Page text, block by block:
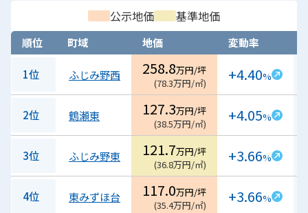
公示地価 基準地価
順位 町域 地価 変動率
1位 ふじみ野西 258.8万円/坪
(78.3万円/㎡) +4.40%
2位 鶴瀬東 127.3万円/坪
(38.5万円/㎡) +4.05%
3位 ふじみ野東 121.7万円/坪
(36.8万円/㎡) +3.66%
4位 東みずほ台 117.0万円/坪
(35.4万円/㎡) +3.66%